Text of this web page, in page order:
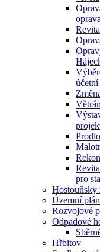
účetní
pro
Hostouňský
Územní
Rozvojové
Odpadové
Hřbitov